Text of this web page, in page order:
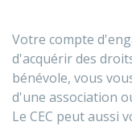
Votre compte
d'acquérir des
bénévole, vous
d'une association
Le CEC peut aussi